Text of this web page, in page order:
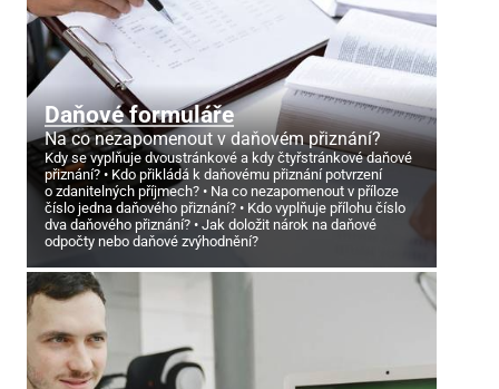
Daňové formuláře
Na co nezapomenout v daňovém přiznání?
Kdy se vyplňuje dvoustránkové a kdy čtyřstránkové daňové
přiznání?
Kdo přikládá k daňovému přiznání potvrzení
o zdanitelných příjmech?
Na co nezapomenout v příloze
číslo jedna daňového přiznání?
Kdo vyplňuje přílohu číslo
dva daňového přiznání?
Jak doložit nárok na daňové
odpočty nebo daňové zvýhodnění?